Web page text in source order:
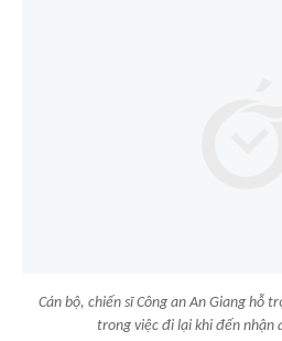
Cán bộ, chiến sĩ Công an An Giang hỗ
trong việc đi lại khi đến nhận